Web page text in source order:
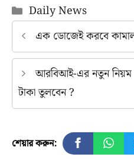
Categories
Daily News
এক ডোজেই করবে
আরবিআই-এর নতুন নিয়ম
টাকা তুলবেন ?
শেয়ার করুন: